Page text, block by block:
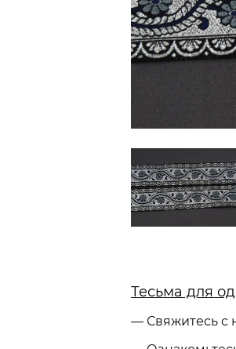
Тесьма для
— Свяжитесь с